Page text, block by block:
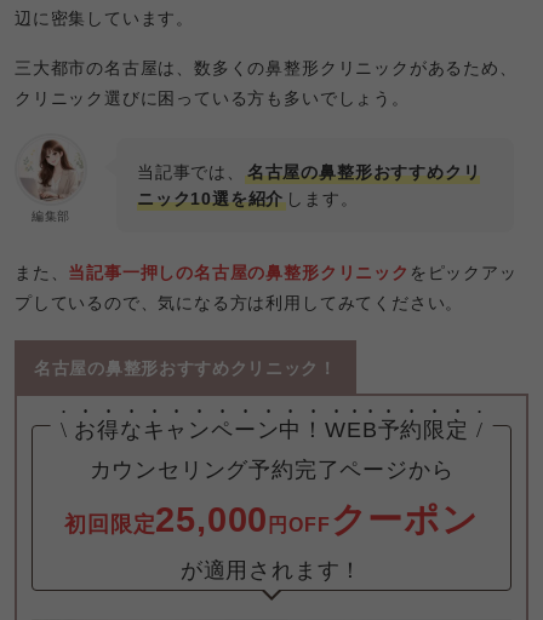
辺に密集しています。
三大都市の名古屋は、数多くの鼻整形クリニックがあるため、
クリニック選びに困っている方も多いでしょう。
編集部
当記事では、
名古屋の鼻整形おすすめクリ
ニック10選を紹介 します。
また、 当記事一押しの名古屋の鼻整形クリニック をピックアッ
プしているので、気になる方は利用してみてください。
名古屋の鼻整形おすすめクリニック！
\ お得なキャンペーン中！WEB予約限定 /
初回限定25,000 円OFF クーポン
が適用されます！